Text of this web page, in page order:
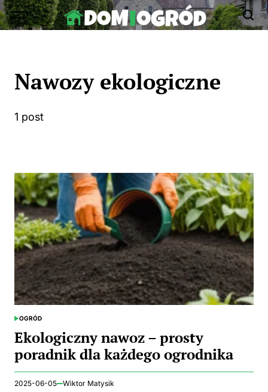
Skip
to
Nawozy ekologiczne
1 post
POSTED
OGRÓD
Ekologiczny nawoz – prosty
poradnik dla każdego ogrodnika
2025-06-05 Wiktor Matysik